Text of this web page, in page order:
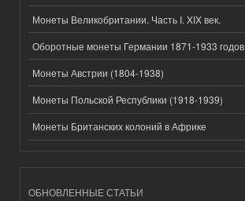
Монеты Великобритании. Часть I. XIX век.
Оборотные монеты Германии 1871-1933 годов
Монеты Австрии (1804-1938)
Монеты Польской Республики (1918-1939)
Монеты Британских колоний в Африке
ОБНОВЛЕННЫЕ СТАТЬИ